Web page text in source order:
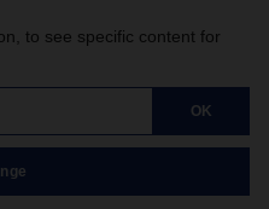
to see specific content for
OK